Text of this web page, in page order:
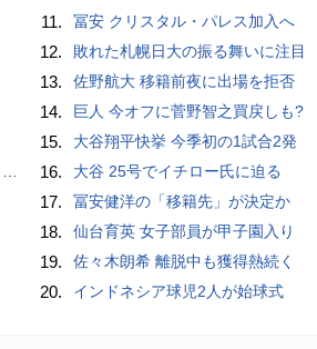
11. 冨安 クリスタル・パレス加入へ
12. 敗れた札幌日大の振る舞いに注目
13. 佐野航大 移籍前夜に出場を拒否
14. 巨人 今オフに菅野智之買戻しも?
15. 大谷翔平快挙 今季初の1試合2発
16. 大谷 25号でイチロー氏に迫る
17. 冨安健洋の「移籍先」が決定か
18. 仙台育英 女子部員が甲子園入り
19. 佐々木朗希 離脱中も獲得熱続く
20. インドネシア球児2人が始球式